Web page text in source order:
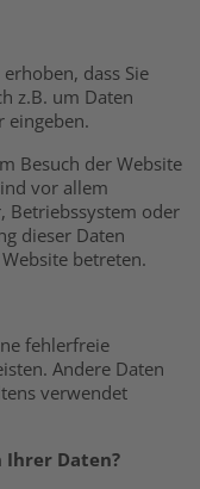
dass Sie
z.B. um Daten
eingeben.
Besuch der Website
vor allem
Betriebssystem oder
dieser Daten
betreten.
fehlerfreie
Andere Daten
verwendet
Ihrer Daten?